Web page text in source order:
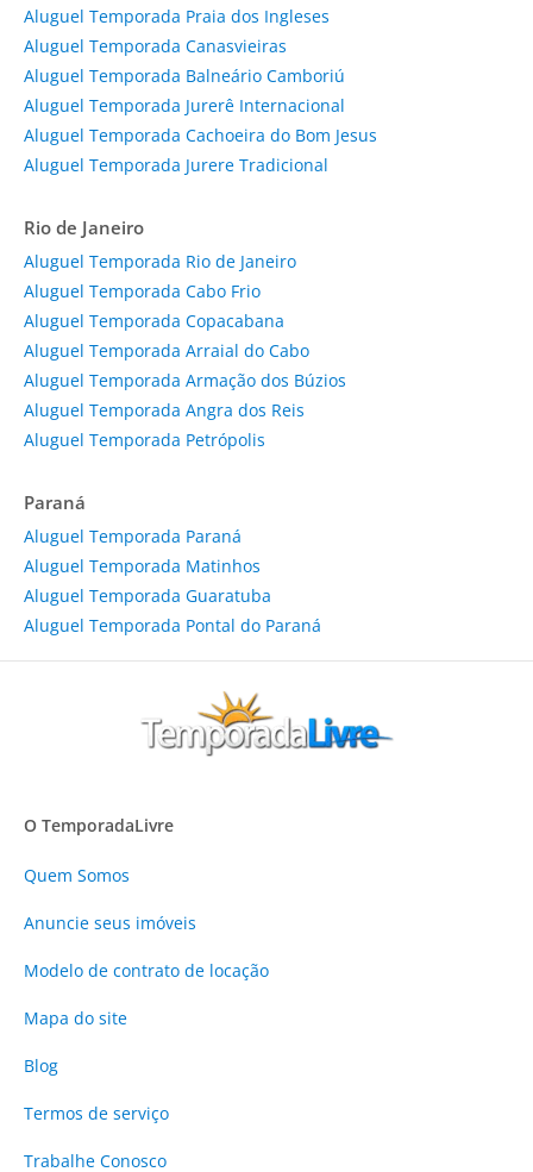
Aluguel Temporada Praia dos Ingleses
Aluguel Temporada Canasvieiras
Aluguel Temporada Balneário Camboriú
Aluguel Temporada Jurerê Internacional
Aluguel Temporada Cachoeira do Bom Jesus
Aluguel Temporada Jurere Tradicional
Rio de Janeiro
Aluguel Temporada Rio de Janeiro
Aluguel Temporada Cabo Frio
Aluguel Temporada Copacabana
Aluguel Temporada Arraial do Cabo
Aluguel Temporada Armação dos Búzios
Aluguel Temporada Angra dos Reis
Aluguel Temporada Petrópolis
Paraná
Aluguel Temporada Paraná
Aluguel Temporada Matinhos
Aluguel Temporada Guaratuba
Aluguel Temporada Pontal do Paraná
O TemporadaLivre
Quem Somos
Anuncie seus imóveis
Modelo de contrato de locação
Mapa do site
Blog
Termos de serviço
Trabalhe Conosco